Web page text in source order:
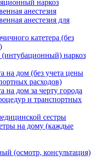
наркоз
анестезия
анестезия для
катетера (без
наркоз
на дом (без учета цены
расходов)
на дом за черту города
и транспортных
сестры
на дому (каждые
(осмотр, консультация)